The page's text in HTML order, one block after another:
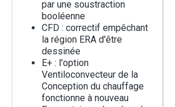
par une soustraction
booléenne
CFD : correctif empêchant
la région ERA d'être
dessinée
E+ : l'option
Ventiloconvecteur de la
Conception du chauffage
fonctionne à nouveau